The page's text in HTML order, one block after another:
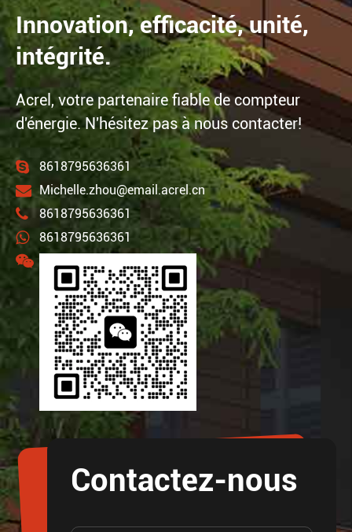
Innovation, efficacité, unité,
intégrité.
Acrel, votre partenaire fiable de compteur
d'énergie. N'hésitez pas à nous contacter!
8618795636361
Michelle.zhou@email.acrel.cn
8618795636361
8618795636361
Contactez-nous